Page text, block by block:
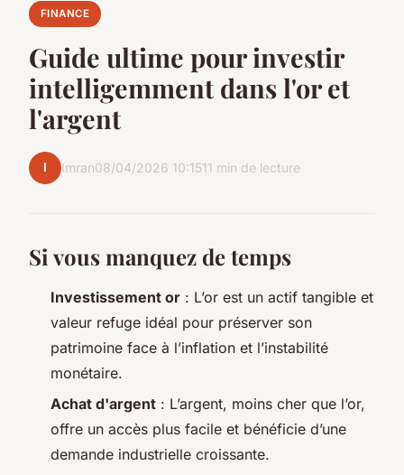
FINANCE
Guide ultime pour investir
intelligemment dans l'or et
l'argent
I Imran08/04/2026 10:1511 min de lecture
Si vous manquez de temps
Investissement or : L’or est un actif tangible et
valeur refuge idéal pour préserver son
patrimoine face à l’inflation et l’instabilité
monétaire.
Achat d'argent : L’argent, moins cher que l’or,
offre un accès plus facile et bénéficie d’une
demande industrielle croissante.